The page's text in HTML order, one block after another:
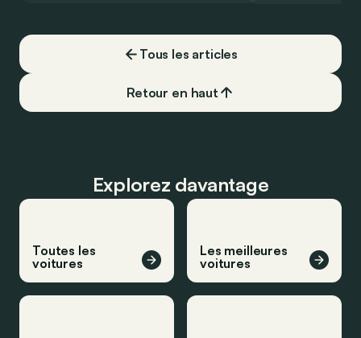
Tous les articles
Retour en haut
Explorez davantage
Toutes les
voitures
Les meilleures
voitures